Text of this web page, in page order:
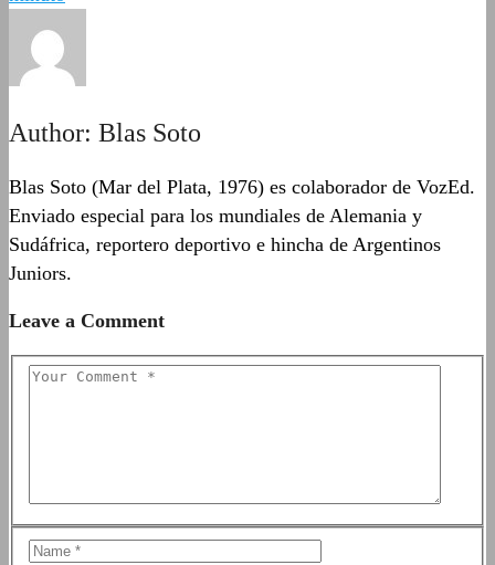
Author: Blas Soto
Blas Soto (Mar del Plata, 1976) es colaborador de VozEd.
Enviado especial para los mundiales de Alemania y
Sudáfrica, reportero deportivo e hincha de Argentinos
Juniors.
Leave a Comment